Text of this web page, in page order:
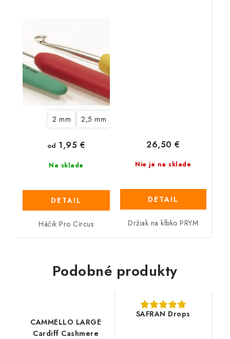
2 mm 2,5 mm
Na sklade
od 1,95 €
DETAIL
Háčik Pro Circus
Nie je na sklade
26,50 €
DETAIL
Držiak na klbko PRYM
Podobné produkty
CAMMELLO LARGE
Cardiff Cashmere
SAFRAN Drops